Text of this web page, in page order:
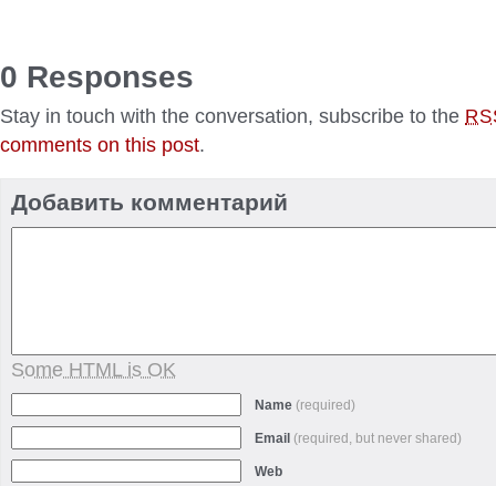
0 Responses
Stay in touch with the conversation, subscribe to the
comments on this post.
Добавить комментарий
Some HTML is OK
Name (required)
Email (required, but never shared)
Web